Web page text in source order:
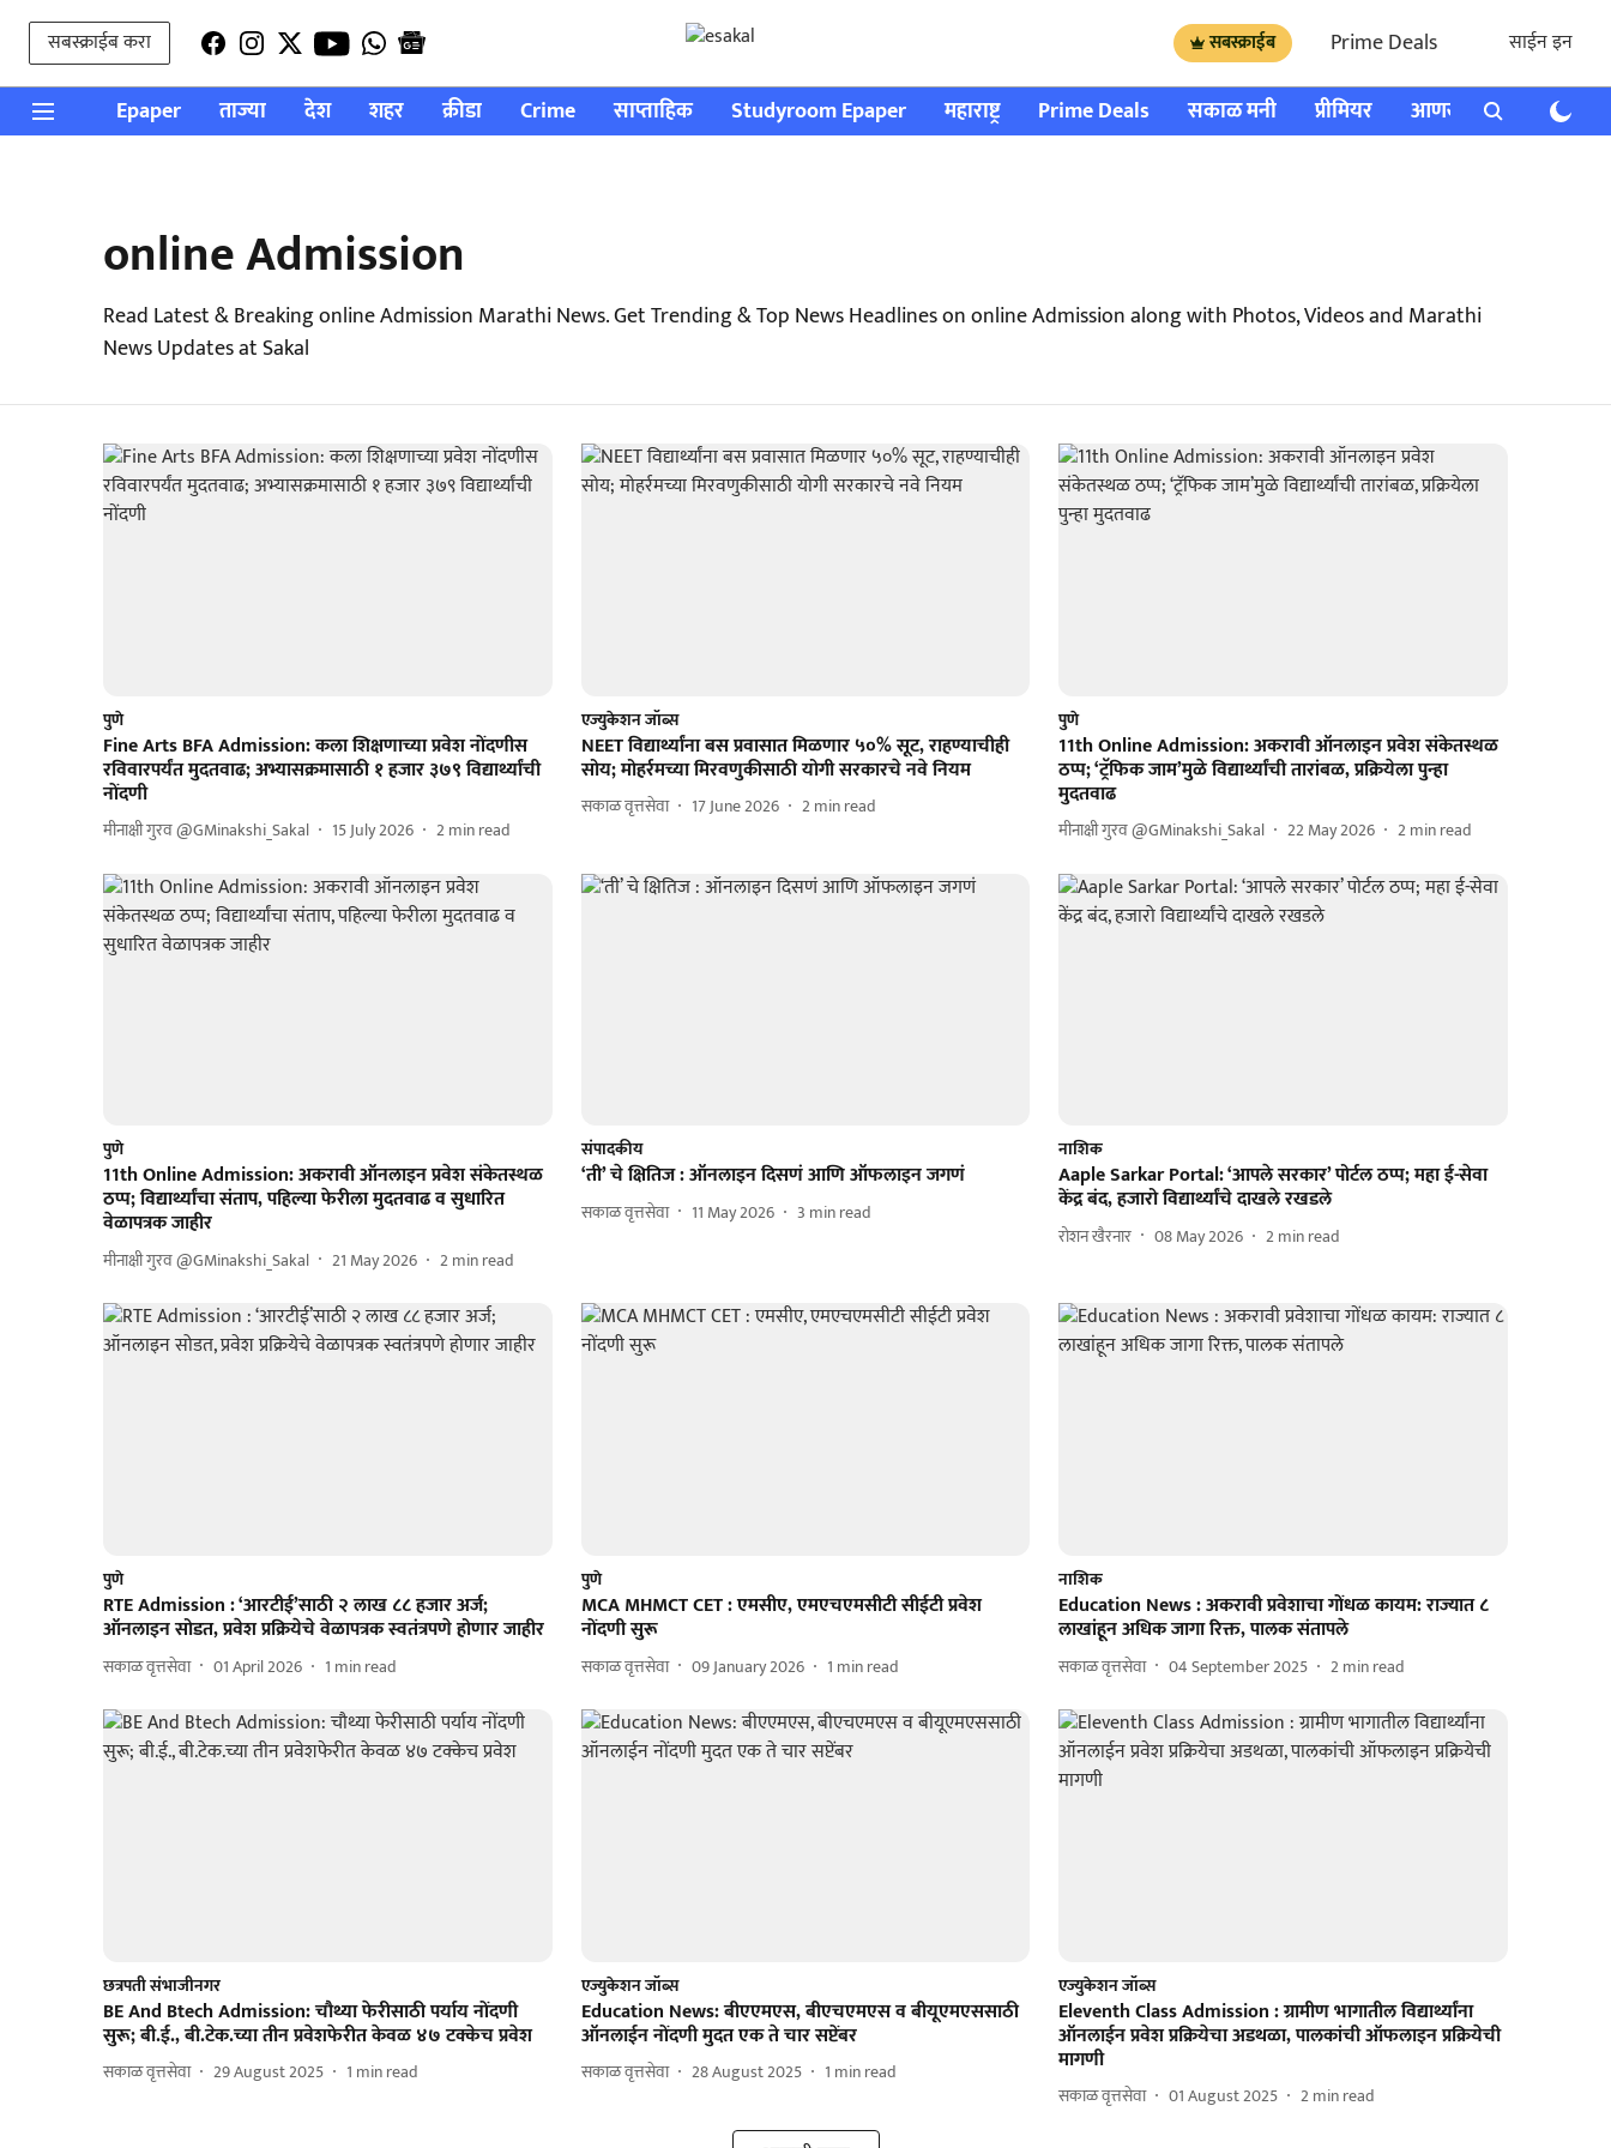
सबस्क्राईब करा सबस्क्राईब Prime Deals साईन इन
Epaper ताज्या देश शहर क्रीडा Crime साप्ताहिक Studyroom Epaper महाराष्ट्र Prime Deals सकाळ मनी प्रीमियर आणखी राशी भविष्य
online Admission
Read Latest & Breaking online Admission Marathi News. Get Trending & Top News Headlines on online Admission along with Photos, Videos and Marathi
News Updates at Sakal
पुणे
Fine Arts BFA Admission: कला शिक्षणाच्या प्रवेश नोंदणीस
रविवारपर्यंत मुदतवाढ; अभ्यासक्रमासाठी १ हजार ३७९ विद्यार्थ्यांची
नोंदणी
मीनाक्षी गुरव @GMinakshi_Sakal 15 July 2026 2min read
एज्युकेशन जॉब्स
NEET विद्यार्थ्यांना बस प्रवासात मिळणार ५०% सूट, राहण्याचीही
सोय; मोहर्रमच्या मिरवणुकीसाठी योगी सरकारचे नवे नियम
सकाळ वृत्तसेवा 17 June 2026 2min read
पुणे
11th Online Admission: अकरावी ऑनलाइन प्रवेश संकेतस्थळ
ठप्प; ‘ट्रॅफिक जाम’मुळे विद्यार्थ्यांची तारांबळ, प्रक्रियेला पुन्हा
मुदतवाढ
मीनाक्षी गुरव @GMinakshi_Sakal 22 May 2026 2min read
पुणे
11th Online Admission: अकरावी ऑनलाइन प्रवेश संकेतस्थळ
ठप्प; विद्यार्थ्यांचा संताप, पहिल्या फेरीला मुदतवाढ व सुधारित
वेळापत्रक जाहीर
मीनाक्षी गुरव @GMinakshi_Sakal 21 May 2026 2min read
संपादकीय
‘ती’ चे क्षितिज : ऑनलाइन दिसणं आणि ऑफलाइन जगणं
सकाळ वृत्तसेवा 11 May 2026 3 min read
नाशिक
Aaple Sarkar Portal: ‘आपले सरकार’ पोर्टल ठप्प; महा ई-सेवा
केंद्र बंद, हजारो विद्यार्थ्यांचे दाखले रखडले
रोशन खैरनार 08 May 2026 2min read
पुणे
RTE Admission : ‘आरटीई’साठी २ लाख ८८ हजार अर्ज;
ऑनलाइन सोडत, प्रवेश प्रक्रियेचे वेळापत्रक स्वतंत्रपणे होणार जाहीर
सकाळ वृत्तसेवा 01 April 2026 1 min read
पुणे
MCA MHMCT CET : एमसीए, एमएचएमसीटी सीईटी प्रवेश
नोंदणी सुरू
सकाळ वृत्तसेवा 09 January 2026 1 min read
नाशिक
Education News : अकरावी प्रवेशाचा गोंधळ कायम: राज्यात ८
लाखांहून अधिक जागा रिक्त, पालक संतापले
सकाळ वृत्तसेवा 04 September 2025 2min read
छत्रपती संभाजीनगर
BE And Btech Admission: चौथ्या फेरीसाठी पर्याय नोंदणी
सुरू; बी.ई., बी.टेक.च्या तीन प्रवेशफेरीत केवळ ४७ टक्केच प्रवेश
सकाळ वृत्तसेवा 29 August 2025 1 min read
एज्युकेशन जॉब्स
Education News: बीएएमएस, बीएचएमएस व बीयूएमएससाठी
ऑनलाईन नोंदणी मुदत एक ते चार सप्टेंबर
सकाळ वृत्तसेवा 28 August 2025 1 min read
एज्युकेशन जॉब्स
Eleventh Class Admission : ग्रामीण भागातील विद्यार्थ्यांना
ऑनलाईन प्रवेश प्रक्रियेचा अडथळा, पालकांची ऑफलाइन प्रक्रियेची
मागणी
सकाळ वृत्तसेवा 01 August 2025 2min read